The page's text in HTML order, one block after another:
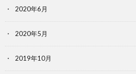
2020年6月
2020年5月
2019年10月